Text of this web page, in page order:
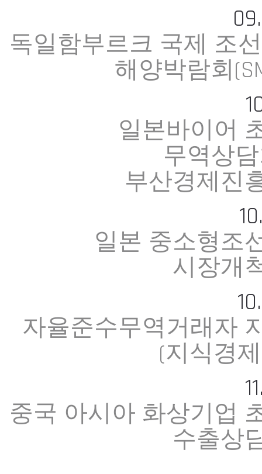
독일함부르크 국제 조
해양박람회
일본바이어
무역상
부산경제진
일본 중소형조
시장개
자율준수무역거래자
(지식경
중국 아시아 화상기업
수출상